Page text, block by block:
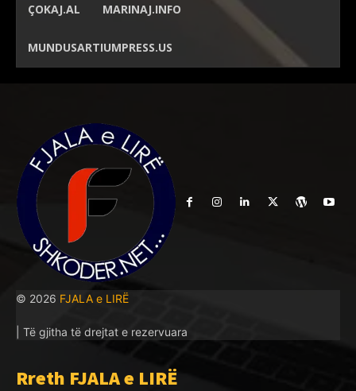
ÇOKAJ.AL MARINAJ.INFO
MUNDUSARTIUMPRESS.US
© 2026 FJALA e LIRË
| Të gjitha të drejtat e rezervuara
Rreth FJALA e LIRË